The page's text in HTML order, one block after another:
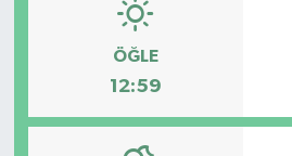
ÖĞLE
12:59